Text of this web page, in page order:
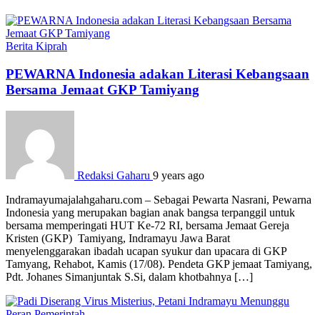
Berita Kiprah
PEWARNA Indonesia adakan Literasi Kebangsaan
Bersama Jemaat GKP Tamiyang
Redaksi Gaharu 9 years ago
Indramayumajalahgaharu.com – Sebagai Pewarta Nasrani, Pewarna
Indonesia yang merupakan bagian anak bangsa terpanggil untuk
bersama memperingati HUT Ke-72 RI, bersama Jemaat Gereja
Kristen (GKP) Tamiyang, Indramayu Jawa Barat
menyelenggarakan ibadah ucapan syukur dan upacara di GKP
Tamyang, Rehabot, Kamis (17/08). Pendeta GKP jemaat Tamiyang,
Pdt. Johanes Simanjuntak S.Si, dalam khotbahnya […]